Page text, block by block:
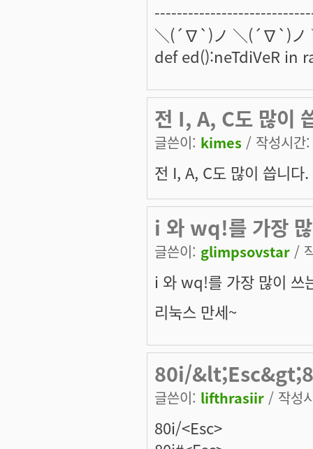
＼(´∇`)ノ ＼(´∇`)
def ed():neTdiVeR in
전 I, A, C도 많이
글쓴이: kimes / 작성시
전 I, A, C도 많이 씁니다.
i 와 wq!를 가장
글쓴이: glimpsovstar /
i 와 wq!를 가장 많이 쓰
리눅스 만세~
80i/
글쓴이: lifthrasiir / 작성
80i/<Esc>